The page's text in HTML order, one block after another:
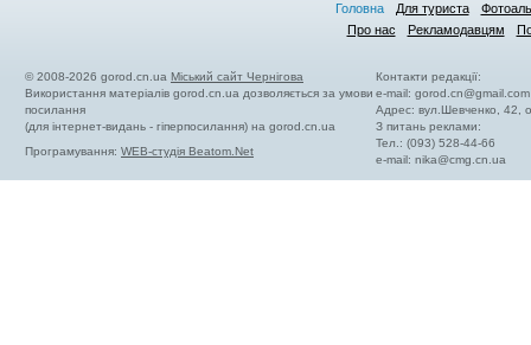
Головна Для туриста
Про нас
Рекламодавцям
© 2008-2026 gorod.cn.ua Міський сайт Чернігова
Використання матеріалів gorod.cn.ua дозволяється за умови
посилання
(для інтернет-видань - гіперпосилання) на gorod.cn.ua
Програмування: WEB-студія Beatom.Net
Контакти редакції:
e-mail:gorod.cn@gmail.com
Адрес: вул.Шевченко, 42,
З питань реклами:
Тел.: (093) 528-44-66
e-mail:nika@cmg.cn.ua